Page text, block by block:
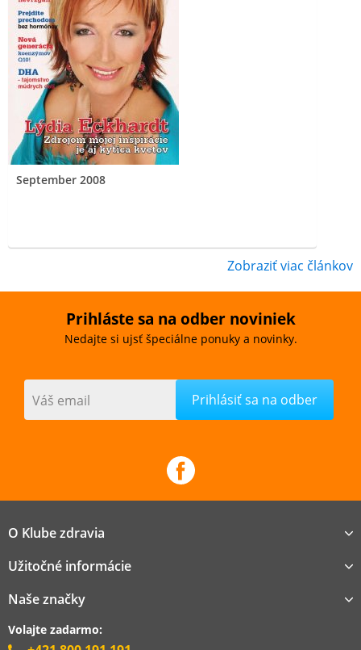
September 2008
Zobraziť viac článkov
Prihláste sa na odber noviniek
Nedajte si ujsť špeciálne ponuky a novinky.
Váš email
O Klube zdravia
Užitočné informácie
Naše značky
Volajte zadarmo: